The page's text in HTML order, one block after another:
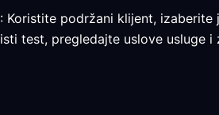
: Koristite podržani klijent,
test, pregledajte uslove usluge